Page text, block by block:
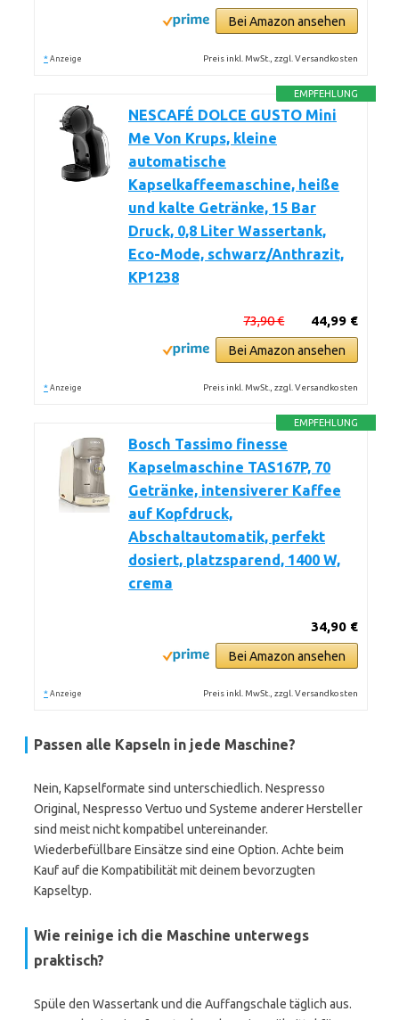
Bei Amazon ansehen
* Anzeige Preis inkl. MwSt., zzgl. Versandkosten
EMPFEHLUNG
NESCAFÉ DOLCE GUSTO Mini
Me Von Krups, kleine
automatische
Kapselkaffeemaschine, heiße
und kalte Getränke, 15 Bar
Druck, 0,8 Liter Wassertank,
Eco-Mode, schwarz/Anthrazit,
KP1238
44,99 €
73,90 €
Bei Amazon ansehen
* Anzeige Preis inkl. MwSt., zzgl. Versandkosten
EMPFEHLUNG
Bosch Tassimo finesse
Kapselmaschine TAS167P, 70
Getränke, intensiverer Kaffee
auf Kopfdruck,
Abschaltautomatik, perfekt
dosiert, platzsparend, 1400 W,
crema
34,90 €
Bei Amazon ansehen
* Anzeige Preis inkl. MwSt., zzgl. Versandkosten
Passen alle Kapseln in jede Maschine?
Nein, Kapselformate sind unterschiedlich. Nespresso
Original, Nespresso Vertuo und Systeme anderer Hersteller
sind meist nicht kompatibel untereinander.
Wiederbefüllbare Einsätze sind eine Option. Achte beim
Kauf auf die Kompatibilität mit deinem bevorzugten
Kapseltyp.
Wie reinige ich die Maschine unterwegs
praktisch?
Spüle den Wassertank und die Auffangschale täglich aus.